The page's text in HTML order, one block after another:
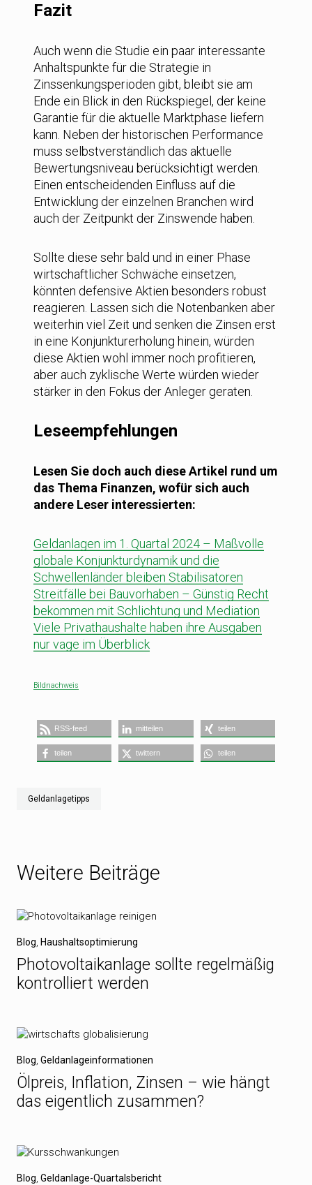
Fazit
Auch wenn die Studie ein paar interessante
Anhaltspunkte für die Strategie in
Zinssenkungsperioden gibt, bleibt sie am
Ende ein Blick in den Rückspiegel, der keine
Garantie für die aktuelle Marktphase liefern
kann. Neben der historischen Performance
muss selbstverständlich das aktuelle
Bewertungsniveau berücksichtigt werden.
Einen entscheidenden Einfluss auf die
Entwicklung der einzelnen Branchen wird
auch der Zeitpunkt der Zinswende haben.
Sollte diese sehr bald und in einer Phase
wirtschaftlicher Schwäche einsetzen,
könnten defensive Aktien besonders robust
reagieren. Lassen sich die Notenbanken aber
weiterhin viel Zeit und senken die Zinsen erst
in eine Konjunkturerholung hinein, würden
diese Aktien wohl immer noch profitieren,
aber auch zyklische Werte würden wieder
stärker in den Fokus der Anleger geraten.
Leseempfehlungen
Lesen Sie doch auch diese Artikel rund um
das Thema Finanzen, wofür sich auch
andere Leser interessierten:
Geldanlagen im 1. Quartal 2024 – Maßvolle
globale Konjunkturdynamik und die
Schwellenländer bleiben Stabilisatoren
Streitfälle bei Bauvorhaben – Günstig Recht
bekommen mit Schlichtung und Mediation
Viele Privathaushalte haben ihre Ausgaben
nur vage im Überblick
Bildnachweis
RSS-feed mitteilen teilen
teilen twittern teilen
Geldanlagetipps
Weitere Beiträge
Blog Haushaltsoptimierung
Photovoltaikanlage sollte regelmäßig
kontrolliert werden
Blog Geldanlageinformationen
Ölpreis, Inflation, Zinsen – wie hängt
das eigentlich zusammen?
Blog Geldanlage-Quartalsbericht